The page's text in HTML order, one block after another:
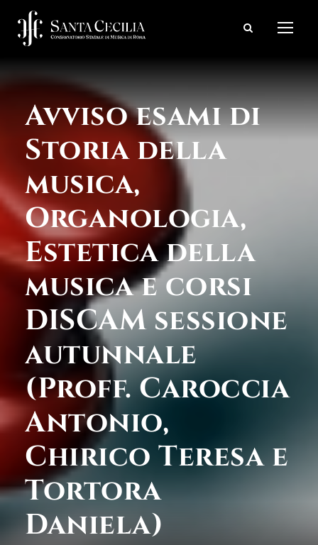
Avviso esami di
Storia della
musica,
Organologia,
Estetica della
musica e corsi
DISCAM sessione
autunnale
(Proff. Caroccia
Antonio,
Chirico Teresa e
Tortora
Daniela)